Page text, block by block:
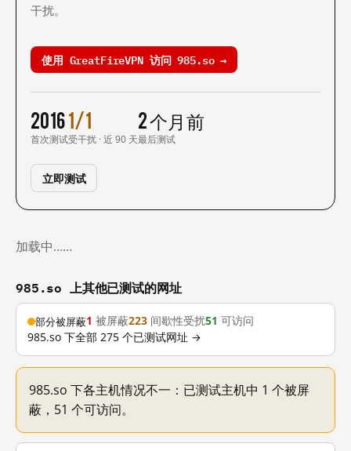
干扰。
使用 GreatFireVPN 访问 985.so →
2016
首次测试
1/1
受干扰 · 近 90 天
2 个月前
最后测试
立即测试
加载中……
985.so 上其他已测试的网址
部分被屏蔽1 被屏蔽223 间歇性受扰51 可访问
985.so 下全部 275 个已测试网址 →
985.so 下各主机情况不一：已测试主机中 1 个被屏
蔽，51 个可访问。